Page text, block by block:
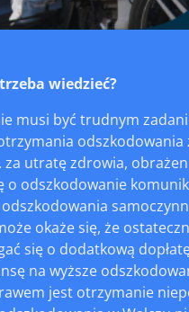
wiedzieć?
musi być trudnym
za utratę zdrowia,
odszkodowanie
okaże się, że
się o dodatkową
na wyższe
jest otrzymanie